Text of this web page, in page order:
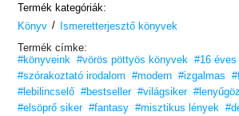
Termék kategóriák:
Könyv /
Ismeretterjesztő könyvek
Termék címke:
#könyveink
#vörös pöttyös könyvek #16 éves
#szórakoztató irodalom
#modern #izgalmas
#lebilincselő #bestseller #világsiker
#elsöprő siker #fantasy #misztikus lények